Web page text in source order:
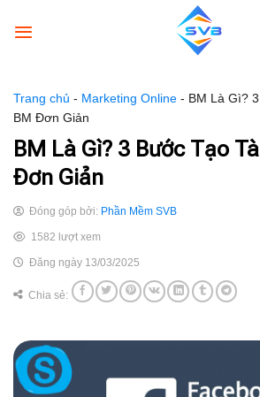
Trang chủ - Marketing Online - BM Là Gì?
BM Đơn Giản
BM Là Gì? 3 Bước Tạo
Đơn Giản
Đóng góp bởi: Phần Mềm SVB
1582 lượt xem
Đăng ngày 13/03/2025
Chia sẻ: